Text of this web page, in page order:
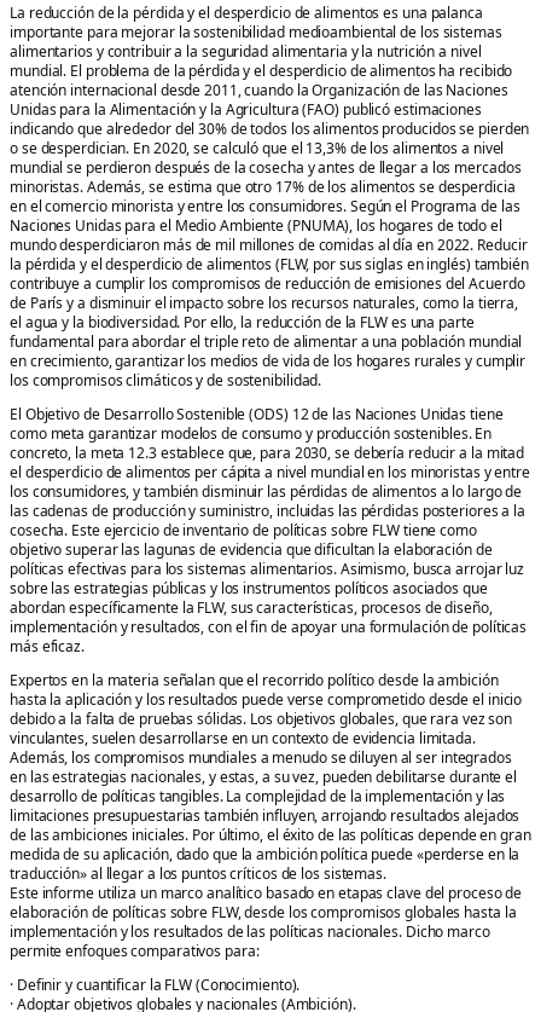
La reducción de la pérdida y el desperdicio de alimentos es una palanca
importante para mejorar la sostenibilidad medioambiental de los sistemas
alimentarios y contribuir a la seguridad alimentaria y la nutrición a nivel
mundial. El problema de la pérdida y el desperdicio de alimentos ha recibido
atención internacional desde 2011, cuando la Organización de las Naciones
Unidas para la Alimentación y la Agricultura (FAO) publicó estimaciones
indicando que alrededor del 30% de todos los alimentos producidos se pierden
o se desperdician. En 2020, se calculó que el 13,3% de los alimentos a nivel
mundial se perdieron después de la cosecha y antes de llegar a los mercados
minoristas. Además, se estima que otro 17% de los alimentos se desperdicia
en el comercio minorista y entre los consumidores. Según el Programa de las
Naciones Unidas para el Medio Ambiente (PNUMA), los hogares de todo el
mundo desperdiciaron más de mil millones de comidas al día en 2022. Reducir
la pérdida y el desperdicio de alimentos (FLW, por sus siglas en inglés) también
contribuye a cumplir los compromisos de reducción de emisiones del Acuerdo
de París y a disminuir el impacto sobre los recursos naturales, como la tierra,
el agua y la biodiversidad. Por ello, la reducción de la FLW es una parte
fundamental para abordar el triple reto de alimentar a una población mundial
en crecimiento, garantizar los medios de vida de los hogares rurales y cumplir
los compromisos climáticos y de sostenibilidad.
El Objetivo de Desarrollo Sostenible (ODS) 12 de las Naciones Unidas tiene
como meta garantizar modelos de consumo y producción sostenibles. En
concreto, la meta 12.3 establece que, para 2030, se debería reducir a la mitad
el desperdicio de alimentos per cápita a nivel mundial en los minoristas y entre
los consumidores, y también disminuir las pérdidas de alimentos a lo largo de
las cadenas de producción y suministro, incluidas las pérdidas posteriores a la
cosecha. Este ejercicio de inventario de políticas sobre FLW tiene como
objetivo superar las lagunas de evidencia que dificultan la elaboración de
políticas efectivas para los sistemas alimentarios. Asimismo, busca arrojar luz
sobre las estrategias públicas y los instrumentos políticos asociados que
abordan específicamente la FLW, sus características, procesos de diseño,
implementación y resultados, con el fin de apoyar una formulación de políticas
más eficaz.
Expertos en la materia señalan que el recorrido político desde la ambición
hasta la aplicación y los resultados puede verse comprometido desde el inicio
debido a la falta de pruebas sólidas. Los objetivos globales, que rara vez son
vinculantes, suelen desarrollarse en un contexto de evidencia limitada.
Además, los compromisos mundiales a menudo se diluyen al ser integrados
en las estrategias nacionales, y estas, a su vez, pueden debilitarse durante el
desarrollo de políticas tangibles. La complejidad de la implementación y las
limitaciones presupuestarias también influyen, arrojando resultados alejados
de las ambiciones iniciales. Por último, el éxito de las políticas depende en gran
medida de su aplicación, dado que la ambición política puede «perderse en la
traducción» al llegar a los puntos críticos de los sistemas.
Este informe utiliza un marco analítico basado en etapas clave del proceso de
elaboración de políticas sobre FLW, desde los compromisos globales hasta la
implementación y los resultados de las políticas nacionales. Dicho marco
permite enfoques comparativos para:
· Definir y cuantificar la FLW (Conocimiento).
· Adoptar objetivos globales y nacionales (Ambición).